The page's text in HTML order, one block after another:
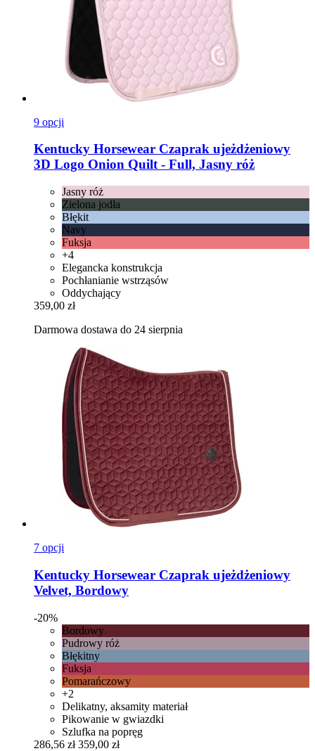
9 opcji
Kentucky Horsewear Czaprak ujeżdżeniowy
3D Logo Onion Quilt -​ Full, Jasny róż
Jasny róż
Zielona jodła
Błękit
Navy
Fuksja
+4
Elegancka konstrukcja
Pochłanianie wstrząsów
Oddychający
359,00 zł
Darmowa dostawa do 24 sierpnia
7 opcji
Kentucky Horsewear Czaprak ujeżdżeniowy
Velvet, Bordowy
-20%
Bordowy
Pudrowy róż
Błękitny
Fuksja
Pomarańczowy
+2
Delikatny, aksamity materiał
Pikowanie w gwiazdki
Szlufka na popręg
286,56 zł 359,00 zł